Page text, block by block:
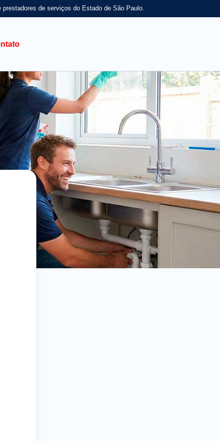
prestadores de serviços do Estado de São Paulo.